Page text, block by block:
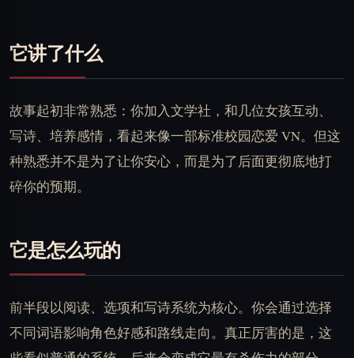
它讲了什么
故事起初非常熟悉：你加入文学社，和几位女孩互动、
写诗、培养感情，看起来像一部标准校园恋爱 VN。但这
种熟悉并不是为了让你安心，而是为了后面更彻底地打
碎你的预期。
它是怎么玩的
前半段以阅读、选项和写诗系统为核心。你会通过选择
不同词语影响角色好感和路线走向。真正厉害的是，这